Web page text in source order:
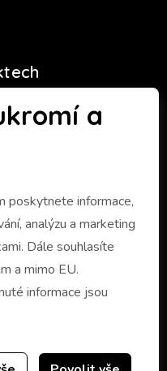
a
poskytnete informace,
analýzu a marketing
a mimo EU.
informace jsou